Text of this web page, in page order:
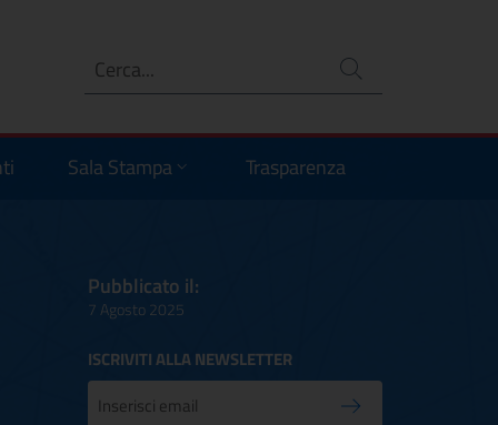
Ricerca
Sala Stampa Trasparenza
Pubblicato il:
7 Agosto 2025
ISCRIVITI ALLA NEWSLETTER
Conferma iscrizione